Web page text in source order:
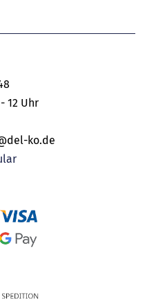
12 Uhr
ko.de